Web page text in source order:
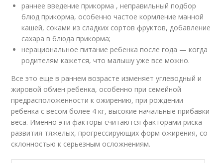
раннее введение прикорма , неправильный подбор
блюд прикорма, особенно частое кормление манной
кашей, соками из сладких сортов фруктов, добавление
сахара в блюда прикорма;
нерациональное питание ребенка после года — когда
родителям кажется, что малышу уже все можно.
Все это еще в раннем возрасте изменяет углеводный и
жировой обмен ребенка, особенно при семейной
предрасположенности к ожирению, при рождении
ребенка с весом более 4 кг, высокие начальные прибавки
веса. Именно эти факторы считаются факторами риска
развития тяжелых, прогрессирующих форм ожирения, со
склонностью к серьезным осложнениям.